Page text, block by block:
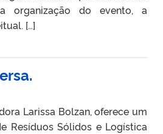
organização do evento, a
[…]
Larissa Bolzan, oferece um
Resíduos Sólidos e Logística